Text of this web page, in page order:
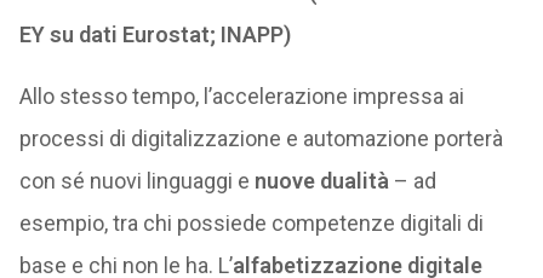
EY su dati Eurostat; INAPP)
Allo stesso tempo, l’accelerazione impressa ai
processi di digitalizzazione e automazione porterà
con sé nuovi linguaggi e nuove dualità– ad
esempio, tra chi possiede competenze digitali di
base e chi non le ha. L’alfabetizzazione digitale